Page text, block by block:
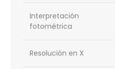
Interpretación
fotométrica
Resolución en X